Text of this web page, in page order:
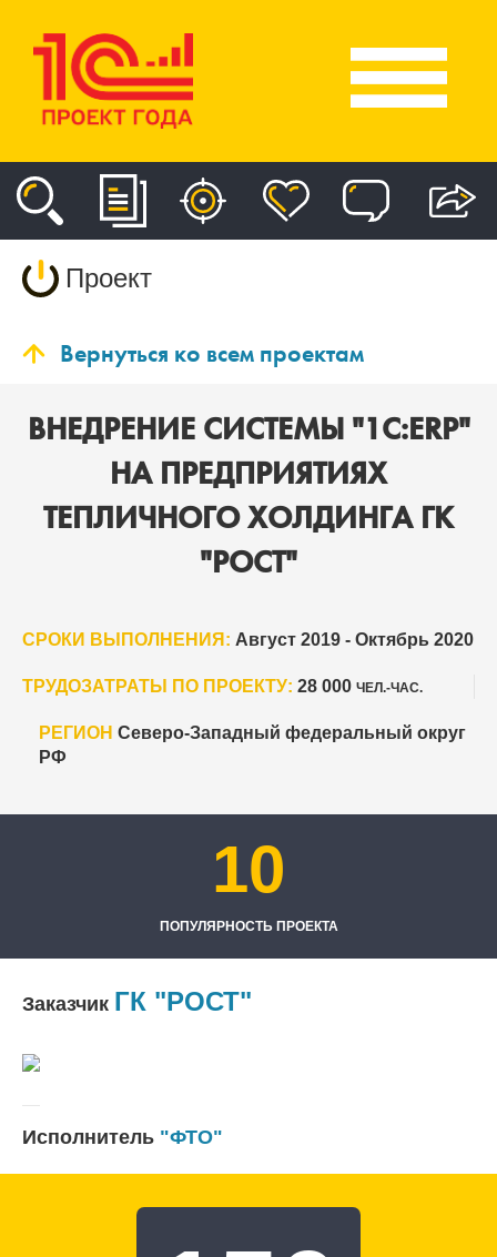
Проект
Вернуться ко всем проектам
ВНЕДРЕНИЕ СИСТЕМЫ "1С:ERP"
НА ПРЕДПРИЯТИЯХ
ТЕПЛИЧНОГО ХОЛДИНГА ГК
"РОСТ"
СРОКИ ВЫПОЛНЕНИЯ: Август 2019 - Октябрь 2020
ТРУДОЗАТРАТЫ ПО ПРОЕКТУ: 28 000 ЧЕЛ.-ЧАС.
РЕГИОН Северо-Западный федеральный округ
РФ
10
ПОПУЛЯРНОСТЬ ПРОЕКТА
Заказчик ГК "РОСТ"
Исполнитель "ФТО"